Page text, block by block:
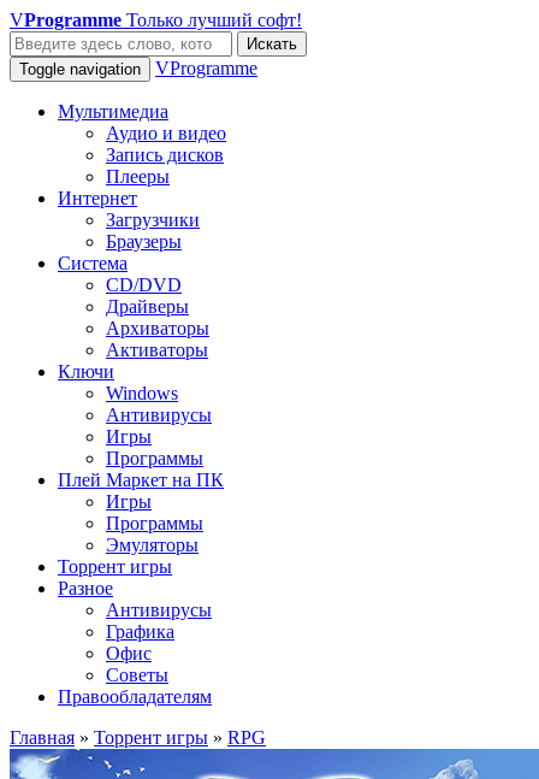
VProgramme Только лучший софт!
Искать
Toggle navigation
VProgramme
Мультимедиа
Аудио и видео
Запись дисков
Плееры
Интернет
Загрузчики
Браузеры
Система
CD/DVD
Драйверы
Архиваторы
Активаторы
Ключи
Windows
Антивирусы
Игры
Программы
Плей Маркет на ПК
Игры
Программы
Эмуляторы
Торрент игры
Разное
Антивирусы
Графика
Офис
Советы
Правообладателям
Главная » Торрент игры » RPG